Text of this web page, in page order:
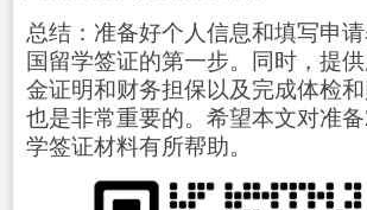
总结：准备好个人信息和填写申
国留学签证的第一步。同时，提
金证明和财务担保以及完成体检
也是非常重要的。希望本文对准
学签证材料有所帮助。